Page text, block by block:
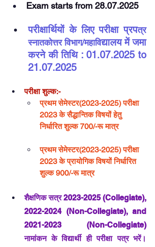
Exam starts from 28.07.2025
परीक्षार्थियों के लिए परीक्षा प्रपत्र
स्नातकोत्तर विभाग/महाविद्यालय में जमा
करने की तिथि : 01.07.2025 to
21.07.2025
परीक्षा शुल्क:-
प्रथम सेमेस्टर(2023-2025) परीक्षा
2023 के सैद्धान्तिक विषयों हेतु
निर्धारित शुल्क 700/-रू मात्र
प्रथम सेमेस्टर(2023-2025) परीक्षा
2023 के प्रायोगिक विषयों निर्धारित
शुल्क 900/-रू मात्र
शैक्षणिक सत्र 2023-2025 (Collegiate),
2022-2024 (Non-Collegiate), and
2021-2023 (Non-Collegiate)
नामांकन के विद्यार्थी ही परीक्षा पत्र भरें।